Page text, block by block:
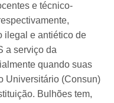
e técnico-
ilegal e antiético de
a serviço da
quando suas
Universitário (Consun)
Bulhões tem,